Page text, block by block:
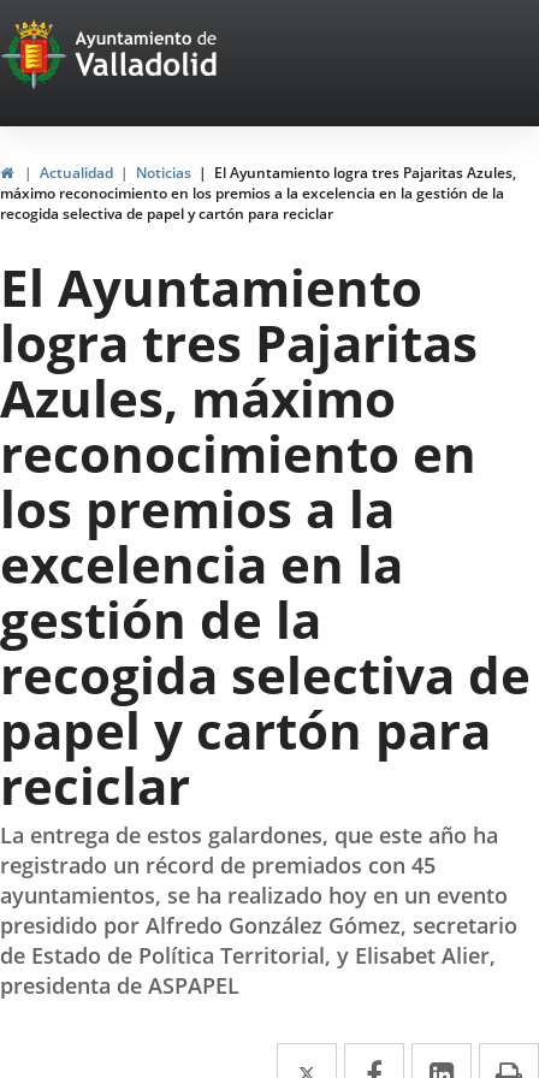
Portal
Web
del
Ayuntamiento
de
Valladolid
InicioActualidad Noticias
El Ayuntamiento logra tres Pajaritas Azules,
máximo reconocimiento en los premios a la excelencia en la gestión de la
recogida selectiva de papel y cartón para reciclar
El Ayuntamiento
logra tres Pajaritas
Azules, máximo
reconocimiento en
los premios a la
excelencia en la
gestión de la
recogida selectiva de
papel y cartón para
reciclar
La entrega de estos galardones, que este año ha
registrado un récord de premiados con 45
ayuntamientos, se ha realizado hoy en un evento
presidido por Alfredo González Gómez, secretario
de Estado de Política Territorial, y Elisabet Alier,
presidenta de ASPAPEL
Twitter
Enlace Facebook
EnlaceEnlace